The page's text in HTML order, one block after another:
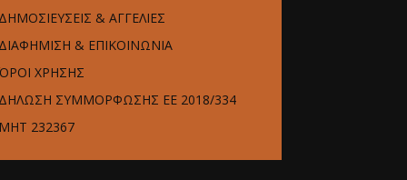
& ΑΓΓΕΛΙΕΣ
& ΕΠΙΚΟΙΝΩΝΙΑ
ΧΡΗΣΗΣ
ΣΥΜΜΟΡΦΩΣΗΣ ΕΕ 2018/334
232367